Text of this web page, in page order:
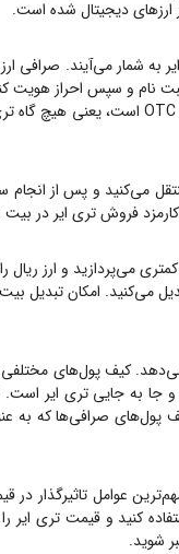
به شمار می‌آیند. صرافی
نام و سپس احراز هویت
می‌کنید و پس از
فروشتری ایر در بیت
می‌پردازید و ارز
می‌کنید. امکان تبدیل
کیف پول‌های مختلفی
و جا به جاییتری ایر است.
پول‌های صرافی‌ها که به
عوامل تاثیرگذار در
کنید و قیمتتری ایر
شوید.